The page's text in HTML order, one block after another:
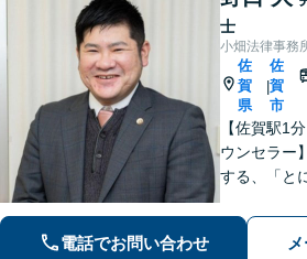
士
小畑法律事務
佐
賀
県
|
佐
賀
市
【佐賀駅1
ウンセラー
する、「と
観点から解
す。刑事事
電話でお問い合わせ